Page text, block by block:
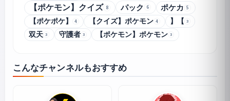
【ポケモン】クイズ 8 パック 6 ポケカ 5
【ポケポケ】 4 【クイズ】ポケモン 4 】【 3
双天 3 守護者 3 【ポケモン】ポケモン 3
こんなチャンネルもおすすめ